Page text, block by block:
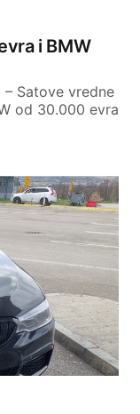
i BMW
– Satove vredne
od 30.000 evra